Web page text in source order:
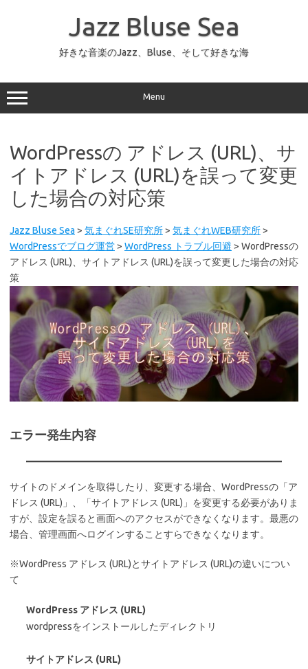
ッ
プ
Jazz Bluse Sea
好きな音楽のJazz、Bluse、そして好きな海
Menu
WordPressの アドレス (URL)、サ
イトアドレス (URL)を誤って変更
した場合の対応策
Jazz Bluse Sea > 気まぐれSE研究所> 気まぐれWEB研究所>
WordPressでブログ運営> WordPress トラブル回避 > WordPressの
アドレス (URL)、サイトアドレス (URL)を誤って変更した場合の対応
策
エラー発生内容
サイトのドメインを取得したり、変更する場合、WordPressの「ア
ドレス (URL)」、「サイトアドレス (URL)」を変更する必要がありま
すが、設定を誤ると画面へのアクセスができなくなります。最悪の
場合、管理画面へログインすることすらできなくなります。
※WordPress アドレス (URL)とサイトアドレス (URL)の違いについ
て
WordPress アドレス (URL)
wordpressをインストールしたディレクトリ
サイトアドレス (URL)